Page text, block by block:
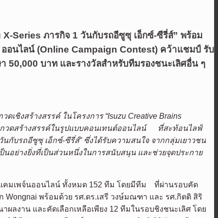
Series ภารกิจ 1 วันกับรถอีซูซุ เอ็กซ์-ซีรี่ส์” พร้อม
อนไลน์ (Online Campaign Contest) คว้าแชมป์ รับ
50,000 บาท และรางวัลสำหรับทีมรองชนะเลิศอื่น ๆ
ดเชิงสร้างสรรค์ ในโครงการ “Isuzu Creative Brains
วดสร้างสรรค์ในรูปแบบคอนเทนต์ออนไลน์
ที่สะท้อนไลฟ์
นกับรถอีซูซุ เอ็กซ์-ซีรี่ส์” ซึ่งได้รับความสนใจ จากกลุ่มเยาวชน
อย่างยิ่งที่เป็นส่วนหนึ่งในการสนับสนุน และช่วยจุดประกาย
คมเพจ์นออนไลน์ ทั้งหมด 152 ทีม โดยมีทีม ที่ผ่านรอบคัด
Wongnai พร้อมด้วย รศ.ดร.เสรี วงษ์มณฑา และ รศ.กิตติ สิริ
ลงาน และคัดเลือกเหลือเพียง 12 ทีมในรอบชิงชนะเลิศ โดย